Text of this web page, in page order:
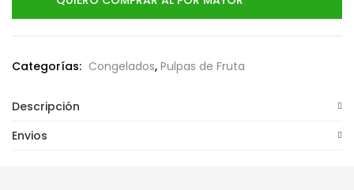
Categorías: Congelados, Pulpas de Fruta
Descripción
Envios
Lost password?